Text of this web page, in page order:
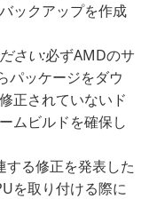
ックアップを作成
さい:必ずAMDのサ
パッケージをダウ
正されていないド
ムビルドを確保し
る修正を発表した
を取り付ける際に